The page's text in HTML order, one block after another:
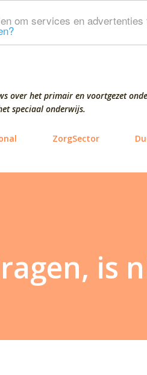
om services enDoorgaan naar
over het primair en voortgezet
speciaal onderwijs.
ZorgSector
is